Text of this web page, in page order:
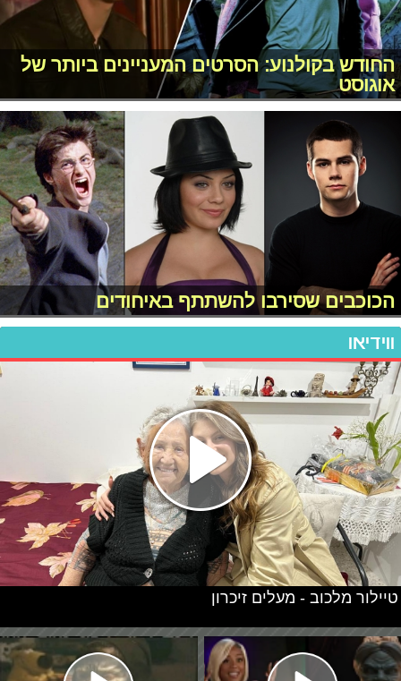
החודש בקולנוע: הסרטים המעניינים ביותר של
אוגוסט
הכוכבים שסירבו להשתתף באיחודים
ווידיאו
טיילור מלכוב - מעלים זיכרון